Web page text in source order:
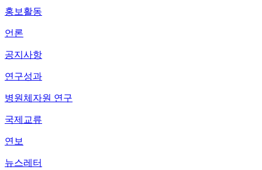
홍보활동
언론
공지사항
연구성과
병원체자원 연구
국제교류
연보
뉴스레터